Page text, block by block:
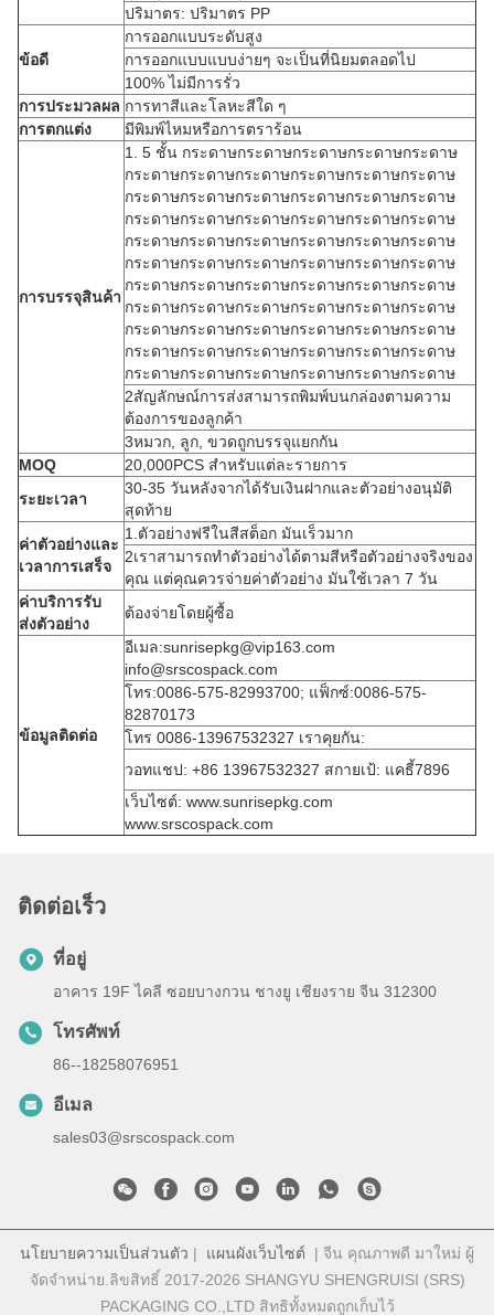
ปริมาตร: ปริมาตร PP
ข้อดี
การออกแบบระดับสูง
การออกแบบแบบง่ายๆ จะเป็นที่นิยมตลอดไป
100% ไม่มีการรั่ว
การประมวลผล การทาสีและโลหะสีใด ๆ
การตกแต่ง
มีพิมพ์ไหมหรือการตราร้อน
การบรรจุสินค้า
1. 5 ชั้น กระดาษกระดาษกระดาษกระดาษกระดาษ
กระดาษกระดาษกระดาษกระดาษกระดาษกระดาษ
กระดาษกระดาษกระดาษกระดาษกระดาษกระดาษ
กระดาษกระดาษกระดาษกระดาษกระดาษกระดาษ
กระดาษกระดาษกระดาษกระดาษกระดาษกระดาษ
กระดาษกระดาษกระดาษกระดาษกระดาษกระดาษ
กระดาษกระดาษกระดาษกระดาษกระดาษกระดาษ
กระดาษกระดาษกระดาษกระดาษกระดาษกระดาษ
กระดาษกระดาษกระดาษกระดาษกระดาษกระดาษ
กระดาษกระดาษกระดาษกระดาษกระดาษกระดาษ
กระดาษกระดาษกระดาษกระดาษกระดาษกระดาษ
2สัญลักษณ์การส่งสามารถพิมพ์บนกล่องตามความ
ต้องการของลูกค้า
3หมวก, ลูก, ขวดถูกบรรจุแยกกัน
MOQ
20,000PCS สําหรับแต่ละรายการ
ระยะเวลา
30-35 วันหลังจากได้รับเงินฝากและตัวอย่างอนุมัติ
สุดท้าย
ค่าตัวอย่างและ
เวลาการเสร็จ
1.ตัวอย่างฟรีในสีสต็อก มันเร็วมาก
2เราสามารถทําตัวอย่างได้ตามสีหรือตัวอย่างจริงของ
คุณ แต่คุณควรจ่ายค่าตัวอย่าง มันใช้เวลา 7 วัน
ค่าบริการรับ
ส่งตัวอย่าง
ต้องจ่ายโดยผู้ซื้อ
ข้อมูลติดต่อ
อีเมล:sunrisepkg@vip163.com
info@srscospack.com
โทร:0086-575-82993700; แฟ็กซ์:0086-575-
82870173
โทร 0086-13967532327 เราคุยกัน:
วอทแชป: +86 13967532327 สกายเป้: แคธี้7896
เว็บไซต์: www.sunrisepkg.com
www.srscospack.com
ติดต่อเร็ว
ที่อยู่
อาคาร 19F ไคลี ซอยบางกวน ชางยู เชียงราย จีน 312300
โทรศัพท์
86--18258076951
อีเมล
sales03@srscospack.com
นโยบายความเป็นส่วนตัว | แผนผังเว็บไซต์ | จีน คุณภาพดี มาใหม่ ผู้
จัดจําหน่าย.ลิขสิทธิ์ 2017-2026 SHANGYU SHENGRUISI (SRS)
PACKAGING CO.,LTD สิทธิทั้งหมดถูกเก็บไว้